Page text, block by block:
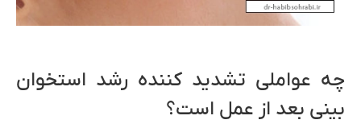
چه عواملی تشدید کننده رشد استخوان
بینی بعد از عمل است؟